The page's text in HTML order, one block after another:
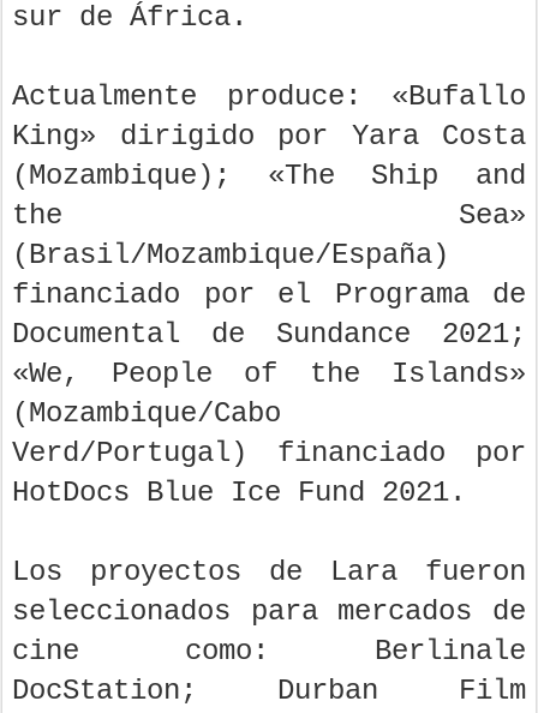
sur de África.
Actualmente produce: «Bufallo
King» dirigido por Yara Costa
(Mozambique); «The Ship and
the Sea»
(Brasil/Mozambique/España)
financiado por el Programa de
Documental de Sundance 2021;
«We, People of the Islands»
(Mozambique/Cabo
Verd/Portugal) financiado por
HotDocs Blue Ice Fund 2021.
Los proyectos de Lara fueron
seleccionados para mercados de
cine como: Berlinale
DocStation; Durban Film